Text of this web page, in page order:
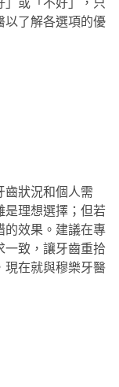
以了解各選項的優
狀況和個人需
是理想選擇；但若
的效果。建議在專
一致，讓牙齒重拾
現在就與穆樂牙醫